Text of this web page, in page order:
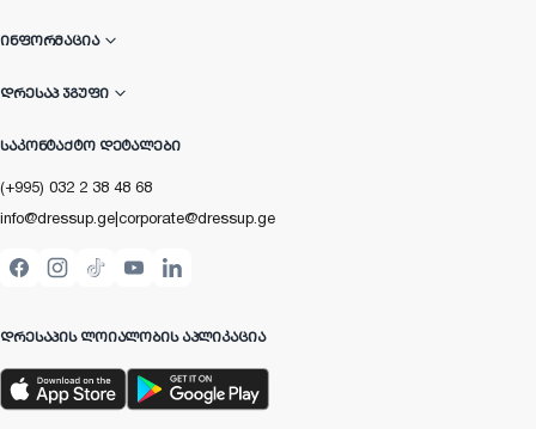
ᲘᲜᲤᲝᲠᲛᲐᲪᲘᲐ
ᲓᲠᲔᲡᲐᲞ ᲯᲒᲣᲤᲘ
ᲡᲐᲙᲝᲜᲢᲐᲥᲢᲝ ᲓᲔᲢᲐᲚᲔᲑᲘ
(+995) 032 2 38 48 68
info@dressup.ge|corporate@dressup.ge
ᲓᲠᲔᲡᲐᲞᲘᲡ ᲚᲝᲘᲐᲚᲝᲑᲘᲡ ᲐᲞᲚᲘᲙᲐᲪᲘᲐ